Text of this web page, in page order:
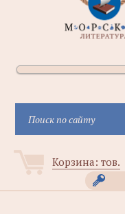
Корзина: тов.